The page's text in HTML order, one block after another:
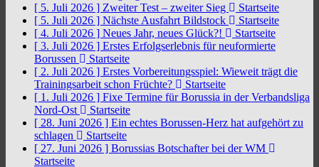
[ 5. Juli 2026 ] Zweiter Test – zweiter Sieg
Startseite
[ 5. Juli 2026 ] Nächste Ausfahrt Bildstock
Startseite
[ 4. Juli 2026 ] Neues Jahr, neues Glück?!
Startseite
[ 3. Juli 2026 ] Erstes Erfolgserlebnis für neuformierte
Borussen
Startseite
[ 2. Juli 2026 ] Erstes Vorbereitungsspiel: Wieweit trägt die
Trainingsarbeit schon Früchte?
Startseite
[ 1. Juli 2026 ] Fixe Termine für Borussia in der Verbandsliga
Nord-Ost
Startseite
[ 28. Juni 2026 ] Ein echtes Borussen-Herz hat aufgehört zu
schlagen
Startseite
[ 27. Juni 2026 ] Borussias Botschafter bei der WM
Startseite